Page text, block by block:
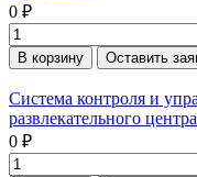
0 ₽
В корзину Оставить
Система контроля и
развлекательного
0 ₽